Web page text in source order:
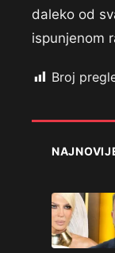
daleko od
ispunjenom
Broj